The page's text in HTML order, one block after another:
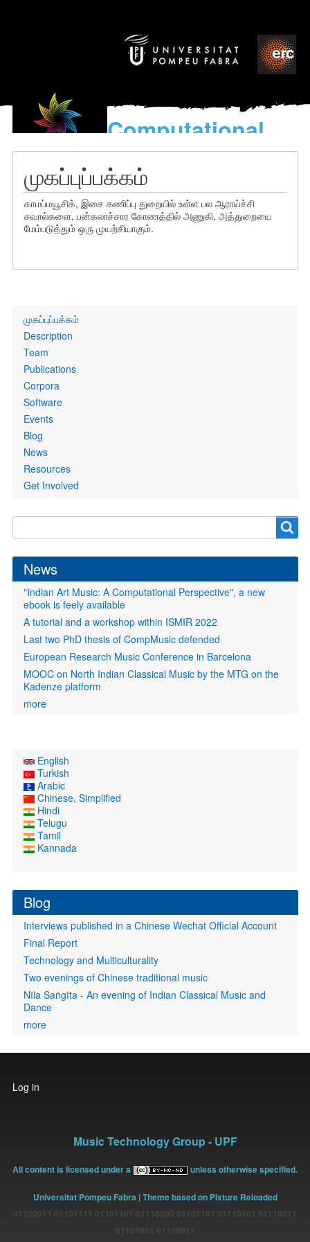
Computational
models
for the discovery of the
World’s Music
முகப்புப்பக்கம்
காமப்மயூசிக், இசை கணிப்பு துறையில் உள்ள பல ஆராய்ச்சி
சவால்களை, பன்கலாச்சார கோணத்தில் அணுகி, அத்துறையை
மேம்படுத்தும் ஒரு முயற்சியாகும்.
Primary
links
முகப்புப்பக்கம்
Description
Team
Publications
Corpora
Software
Events
Blog
News
Resources
Get Involved
form
News
"Indian Art Music: A Computational Perspective", a new
ebook is feely available
A tutorial and a workshop within ISMIR 2022
Last two PhD thesis of CompMusic defended
European Research Music Conference in Barcelona
MOOC on North Indian Classical Music by the MTG on the
Kadenze platform
more
English
Turkish
Arabic
Chinese, Simplified
Hindi
Telugu
Tamil
Kannada
Blog
Interviews published in a Chinese Wechat Official Account
Final Report
Technology and Multiculturality
Two evenings of Chinese traditional music
Nīla Saṅgīta - An evening of Indian Classical Music and
Dance
more
User
account
Log in
Music Technology Group - UPF
All content is licensed under a unless otherwise specified.
Universitat Pompeu Fabra | Theme based on Pixture Reloaded
01100011 01101111 01101101 01110000 01101101 01110101 01110011